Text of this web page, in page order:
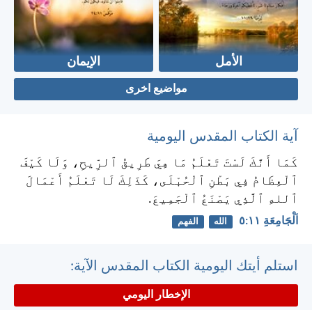
الأمل الإيمان
مواضيع اخرى
آية الكتاب المقدس اليومية
كَمَا أَنَّكَ لَسْتَ تَعْلَمُ مَا هِيَ طَرِيقُ ٱلرِّيحِ، وَلَا كَيْفَ
ٱلْعِظَامُ فِي بَطْنِ ٱلْحُبْلَى، كَذَلِكَ لَا تَعْلَمُ أَعْمَالَ
ٱللهِ ٱلَّذِي يَصْنَعُ ٱلْجَمِيعَ.
اَلْجَامِعَةِ ١١:‏٥ الله الفهم
استلم أيتك اليومية الكتاب المقدس الآية:
الإخطار اليومي